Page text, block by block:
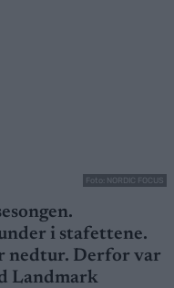
Foto: NORDIC FOCUS
i stafettene.
nedtur. Derfor var
Landmark